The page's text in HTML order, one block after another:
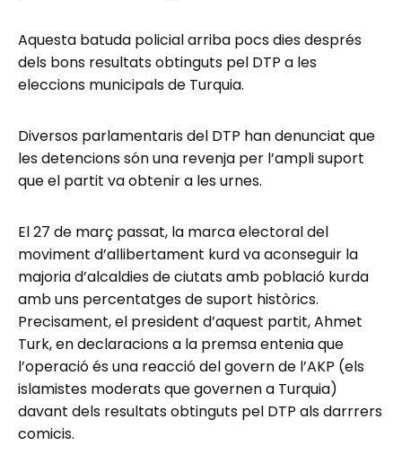
Aquesta batuda policial arriba pocs dies després
dels bons resultats obtinguts pel DTP a les
eleccions municipals de Turquia.
Diversos parlamentaris del DTP han denunciat que
les detencions són una revenja per l’ampli suport
que el partit va obtenir a les urnes.
El 27 de març passat, la marca electoral del
moviment d’allibertament kurd va aconseguir la
majoria d’alcaldies de ciutats amb població kurda
amb uns percentatges de suport històrics.
Precisament, el president d’aquest partit, Ahmet
Turk, en declaracions a la premsa entenia que
l’operació és una reacció del govern de l’AKP (els
islamistes moderats que governen a Turquia)
davant dels resultats obtinguts pel DTP als darrrers
comicis.